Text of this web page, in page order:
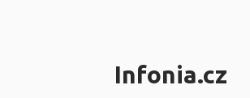
Infonia.cz